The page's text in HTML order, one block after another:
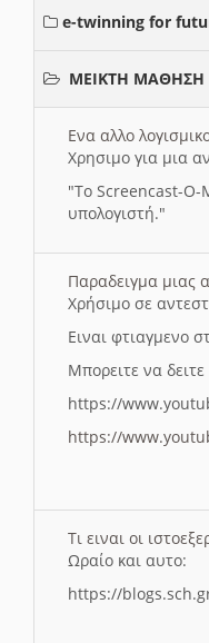
e-twinning for
ΜΕΙΚΤΗ ΜΑΘΗΣΗ
Ενα αλλο
Χρησιμο για μια
"To Screencast-O-
υπολογιστή."
Παραδειγμα μιας
Χρήσιμο σε
Ειναι φτιαγμενο
Μπορειτε να δειτε
https://
https://
Τι ειναι οι
Ωραίο και αυτο:
https://